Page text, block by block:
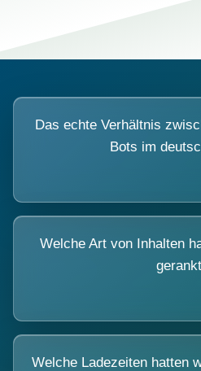
Das echte Verhältnis
Bots im
Welche Art von Inhalten
Welche Ladezeiten hatten